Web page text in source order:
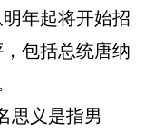
年起将开始招
包括总统唐纳
义是指男